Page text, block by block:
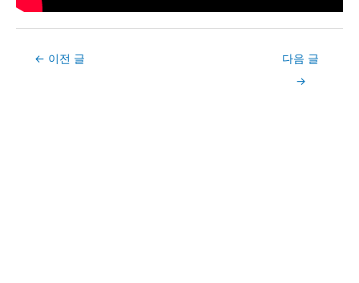
Post← 이전 글
다음 글
→